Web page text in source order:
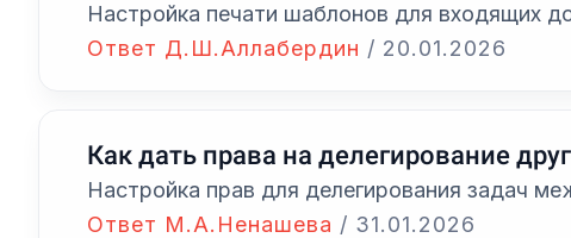
Ответ Д.Ш.Аллабердин / 20.01.2026
Настройка печати шаблонов для входящих
Ответ М.А.Ненашева / 31.01.2026
Как дать права на делегирование
Настройка прав для делегирования задач